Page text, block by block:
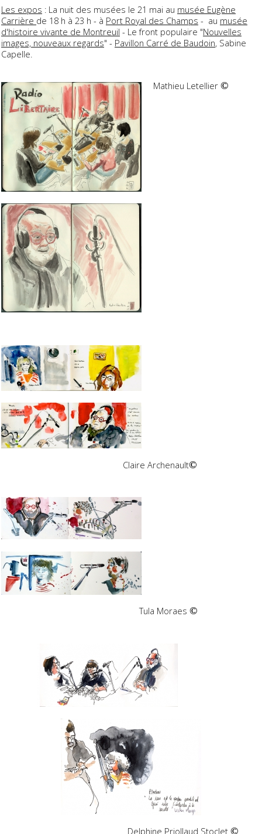
Les expos : La nuit des musées le 21 mai au musée Eugène
Carrière de 18 h à 23 h - à Port Royal des Champs - au musée
d'histoire vivante de Montreuil - Le front populaire "Nouvelles
images, nouveaux regards" - Pavillon Carré de Baudoin, Sabine
Capelle.
Mathieu Letellier©
Claire Archenault©
Tula Moraes ©
Delphine Priollaud Stoclet ©